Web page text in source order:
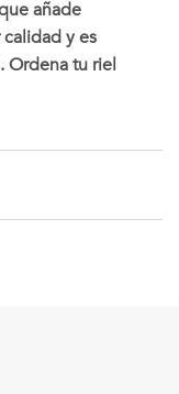
añade
y es
Ordena tu riel